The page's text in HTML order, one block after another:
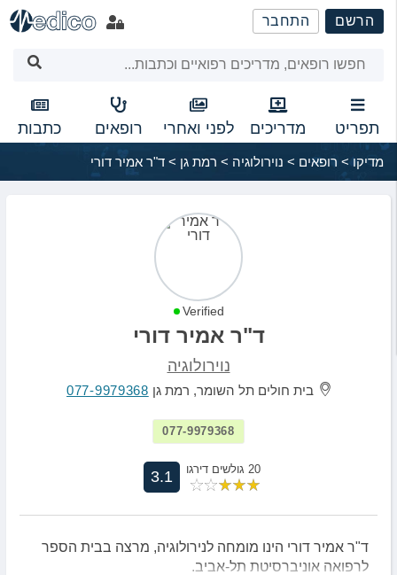
שִׂים
לֵב:
מַעֲרֶכֶת
נָגִישׁ
בִּקְלִיק
הַמְּסַיַּעַת
לִנְגִישׁוּת
הרשם התחבר
תפריט מדריכים לפני ואחרי רופאים כתבות
מדיקו> רופאים > נוירולוגיה > רמת גן > ד"ר אמיר דורי
Verified
ד"ר אמיר דורי
נוירולוגיה
בית חולים תל השומר, רמת גן 077-9979368
077-9979368
20 גולשים דירגו 3.1
ד"ר אמיר דורי הינו מומחה לנירולוגיה, מרצה בבית הספר
לרפואה אוניברסיטת תל-אביב.